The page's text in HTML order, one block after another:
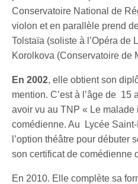
Conservatoire National de
violon et en parallèle prend
Tolstaïa (soliste à l’Opéra de
Korolkova (Conservatoire de
En 2002, elle obtient son
mention. C’est à l’âge de 15
avoir vu au TNP « Le
comédienne. Au Lycée
l’option théâtre pour
son certificat de comédienne
En 2010. Elle complète sa